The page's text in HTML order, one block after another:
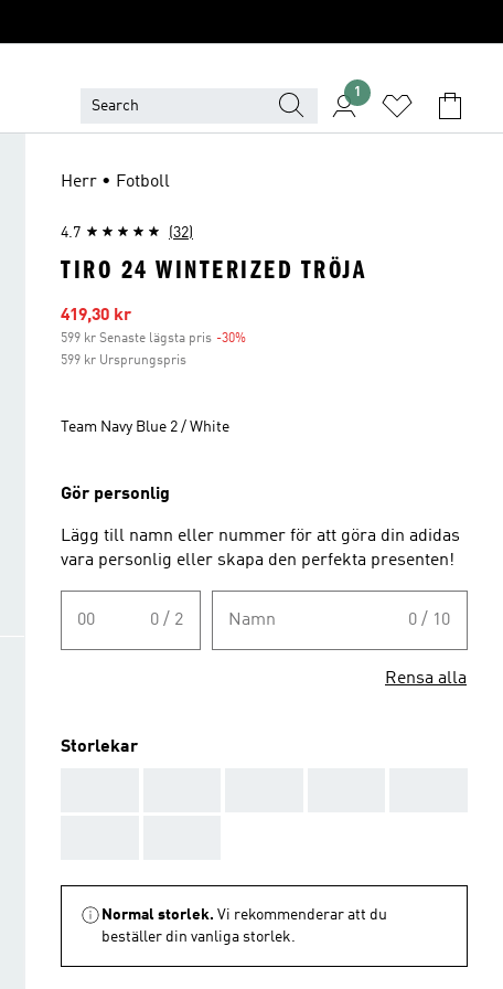
1
Herr • Fotboll
4.7 (32)
TIRO 24 WINTERIZED TRÖJA
Reapris
419,30 kr
599 kr Senaste lägsta pris -30%
599 kr Ursprungspris
Team Navy Blue 2 / White
Gör personlig
Lägg till namn eller nummer för att göra din adidas
vara personlig eller skapa den perfekta presenten!
00 0 / 2 Namn 0 / 10
Rensa alla
Storlekar
Normal storlek. Vi rekommenderar att du
beställer din vanliga storlek.